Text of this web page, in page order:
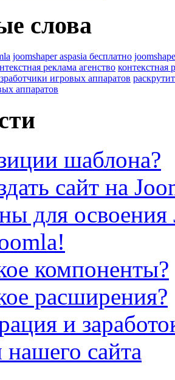
слова
joomshaper aspasia бесплатно
реклама агенство контекстная
игровых аппаратов
аппаратов
шаблона?
сайт на
для освоения
компоненты?
расширения?
и
нашего сайта